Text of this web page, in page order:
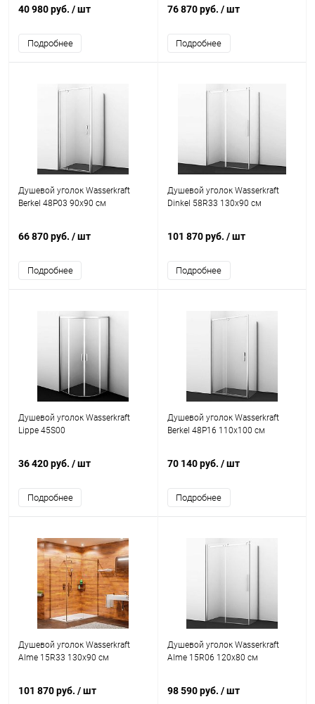
40 980 руб. / шт
Подробнее
76 870 руб. / шт
Подробнее
Душевой уголок Wasserkraft
Berkel 48P03 90x90 см
66 870 руб. / шт
Подробнее
Душевой уголок Wasserkraft
Dinkel 58R33 130x90 см
101 870 руб. / шт
Подробнее
Душевой уголок Wasserkraft
Lippe 45S00
36 420 руб. / шт
Подробнее
Душевой уголок Wasserkraft
Berkel 48P16 110x100 см
70 140 руб. / шт
Подробнее
Душевой уголок Wasserkraft
Alme 15R33 130x90 см
101 870 руб. / шт
Душевой уголок Wasserkraft
Alme 15R06 120x80 см
98 590 руб. / шт